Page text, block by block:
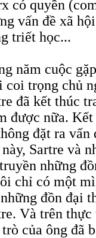
có quyền
vấn đề xã
triết học...
năm cuộc
coi trọng chủ
đã kết thúc
được nữa.
đặt ra
Sartre và
những
chỉ có một
đồn đại
Và trên
của ông đã